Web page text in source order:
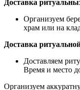
Доставка
Организуем
храм или на
Доставка
Доставляем
Время и место
Организуем